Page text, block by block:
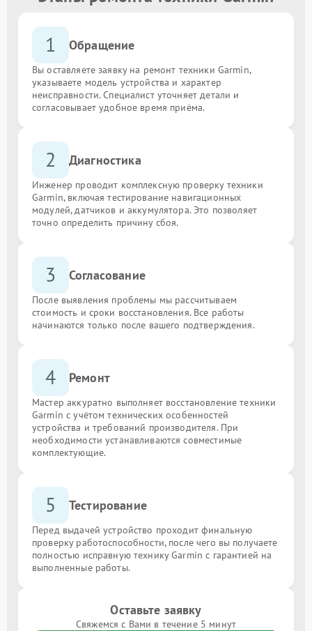
1 Обращение
Вы оставляете заявку на ремонт техники Garmin,
указываете модель устройства и характер
неисправности. Специалист уточняет детали и
согласовывает удобное время приёма.
2 Диагностика
Инженер проводит комплексную проверку техники
Garmin, включая тестирование навигационных
модулей, датчиков и аккумулятора. Это позволяет
точно определить причину сбоя.
3 Согласование
После выявления проблемы мы рассчитываем
стоимость и сроки восстановления. Все работы
начинаются только после вашего подтверждения.
4 Ремонт
Мастер аккуратно выполняет восстановление техники
Garmin с учётом технических особенностей
устройства и требований производителя. При
необходимости устанавливаются совместимые
комплектующие.
5 Тестирование
Перед выдачей устройство проходит финальную
проверку работоспособности, после чего вы получаете
полностью исправную технику Garmin с гарантией на
выполненные работы.
Оставьте заявку
Свяжемся с Вами в течение 5 минут